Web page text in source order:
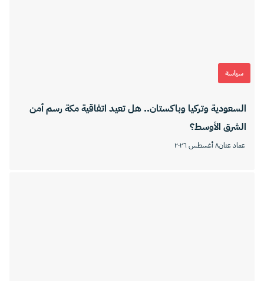
سياسة
السعودية وتركيا وباكستان.. هل تعيد اتفاقية مكة رسم أمن
الشرق الأوسط؟
عماد عنان٨ أغسطس ٢٠٢٦